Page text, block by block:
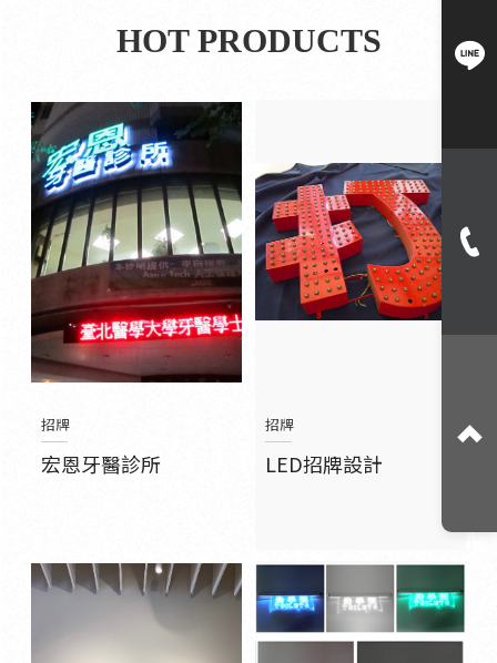
HOT PRODUCTS
招牌
宏恩牙醫診所
招牌
LED招牌設計